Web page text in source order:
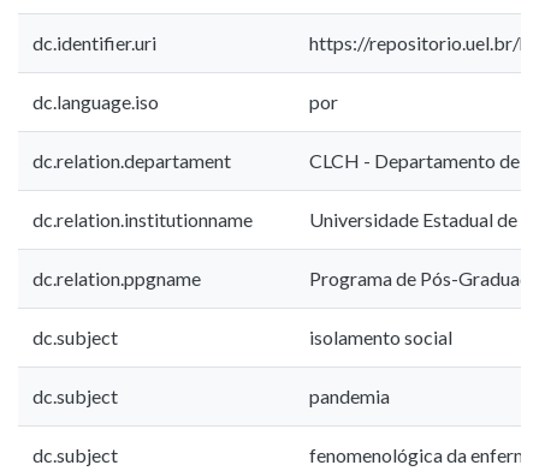
dc.identifier.uri https://repositorio.uel.br/
dc.language.iso por
dc.relation.departament CLCH - Departamento de
dc.relation.institutionname Universidade Estadual de
dc.relation.ppgname Programa de Pós-
dc.subject isolamento social
dc.subject pandemia
dc.subject fenomenológica da